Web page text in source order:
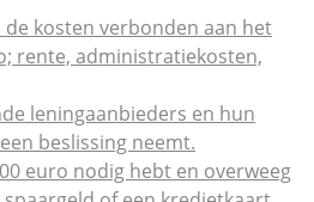
de kosten verbonden aan het
rente, administratiekosten,
leningaanbieders en hun
beslissing neemt.
euro nodig hebt en overweeg